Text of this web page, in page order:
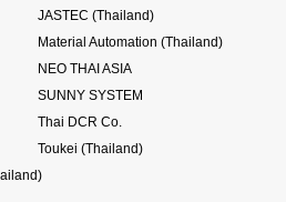
JASTEC (Thailand)
Material Automation (Thailand)
NEO THAI ASIA
SUNNY SYSTEM
Thai DCR Co.
Toukei (Thailand)